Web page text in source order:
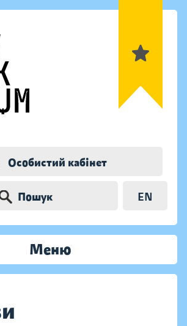
Особистий кабінет
Пошук EN
Меню